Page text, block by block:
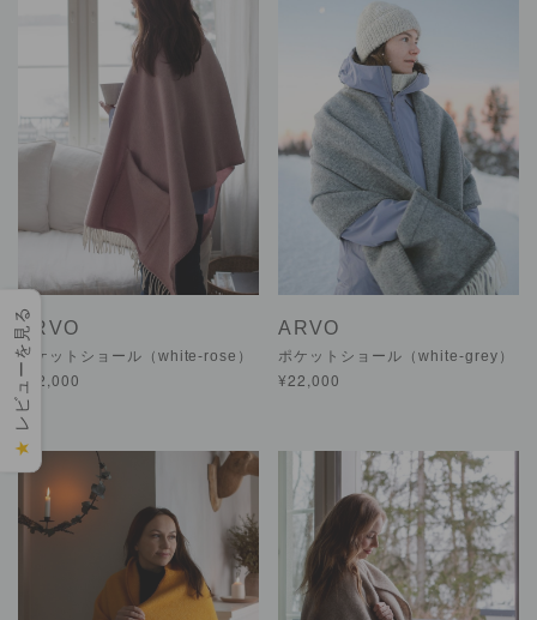
ARVO
ポケットショール（white-rose）
¥22,000
ARVO
ポケットショール（white-grey）
¥22,000
★
レビューを見る